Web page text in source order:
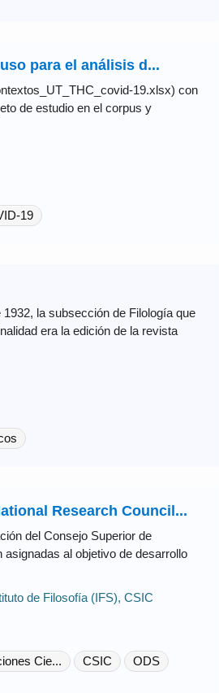
para el análisis d...
19.xlsx) con
de estudio en el corpus y
19
la subsección de Filología que
era la edición de la revista
Research Council...
del Consejo Superior de
al objetivo de desarrollo
de Filosofía (IFS), CSIC
Cie... CSIC
ODS